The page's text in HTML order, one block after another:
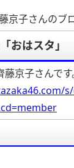
京子さんのブ
おはスタ」
京子さんです